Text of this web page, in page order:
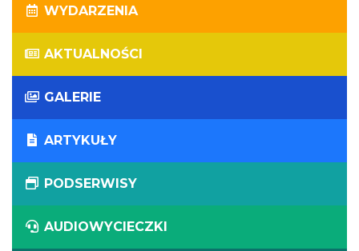
WYDARZENIA
AKTUALNOŚCI
GALERIE
ARTYKUŁY
PODSERWISY
AUDIOWYCIECZKI